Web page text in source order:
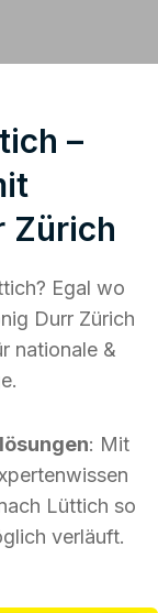
–
Zürich
Egal wo
Durr Zürich
nationale &
: Mit
Lüttich so
verläuft.